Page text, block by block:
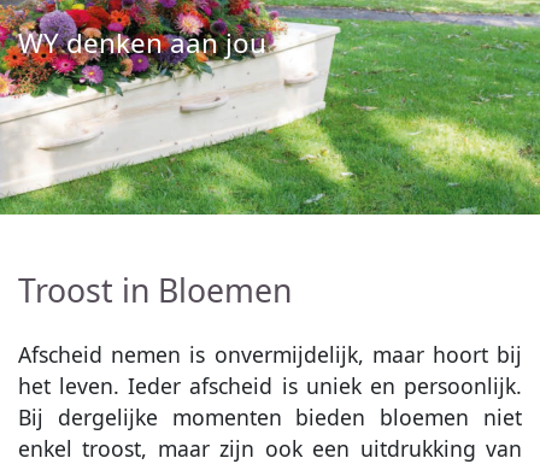
WY denken aan jou
Troost in Bloemen
Afscheid nemen is onvermijdelijk, maar hoort bij
het leven. Ieder afscheid is uniek en persoonlijk.
Bij dergelijke momenten bieden bloemen niet
enkel troost, maar zijn ook een uitdrukking van